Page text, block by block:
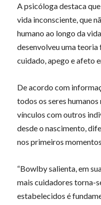
A psicóloga destaca
vida inconsciente, que
humano ao longo da
desenvolveu uma
cuidado, apego e afeto
De acordo com
todos os seres
vínculos com outros
desde o nascimento,
nos primeiros
“Bowlby salienta, em
mais cuidadores torna-
estabelecidos é